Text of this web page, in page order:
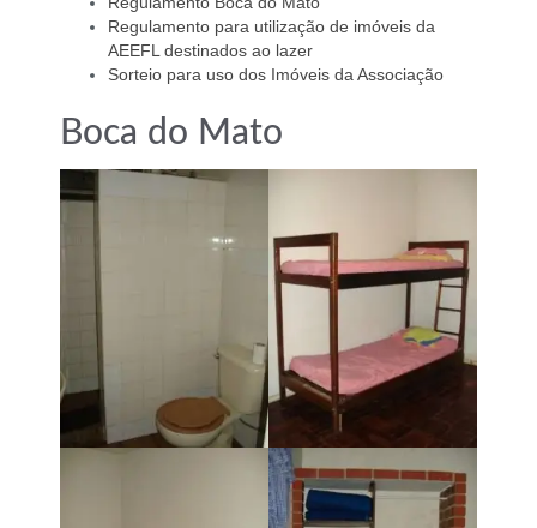
Regulamento para utilização de imóveis da
AEEFL destinados ao lazer
Sorteio para uso dos Imóveis da Associação
Boca do Mato